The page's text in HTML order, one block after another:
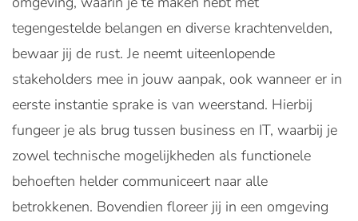
tegengestelde belangen en diverse krachtenvelden,
bewaar jij de rust. Je neemt uiteenlopende
stakeholders mee in jouw aanpak, ook wanneer er in
eerste instantie sprake is van weerstand. Hierbij
fungeer je als brug tussen business en IT, waarbij je
zowel technische mogelijkheden als functionele
behoeften helder communiceert naar alle
betrokkenen. Bovendien floreer jij in een omgeving